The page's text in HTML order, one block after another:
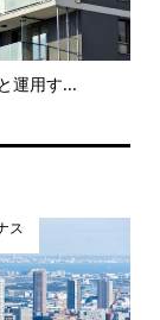
運用す...
ス